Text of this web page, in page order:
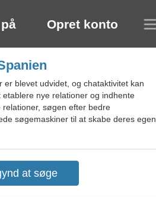
Opret konto
blevet udvidet, og chataktivitet kan
nye relationer og indhente
søgen efter bedre
søgemaskiner til at skabe deres egen